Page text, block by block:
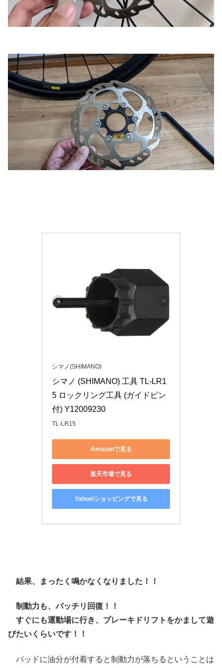
シマノ(SHIMANO)
シマノ (SHIMANO) 工具 TL-LR1
5 ロックリング工具 (ガイドピン
付) Y12009230
TL-LR15
Amazonで見る
楽天市場で見る
Yahoo!ショッピングで見る
結果、まったく鳴かなくなりました！！
制動力も、バッチリ回復！！
すぐにも運動場に行き、ブレーキドリフトをかまして遊
びたいくらいです！！
パッドに油分が付着すると制動力が落ちるということは